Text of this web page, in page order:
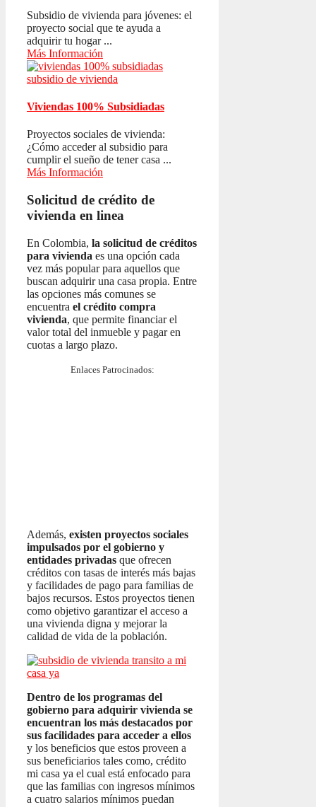
Subsidio de vivienda para jóvenes: el
proyecto social que te ayuda a
adquirir tu hogar ...
Más Información
Viviendas 100% Subsidiadas
Proyectos sociales de vivienda:
¿Cómo acceder al subsidio para
cumplir el sueño de tener casa ...
Más Información
Solicitud de crédito de
vivienda en linea
En Colombia, la solicitud de créditos
para vivienda es una opción cada
vez más popular para aquellos que
buscan adquirir una casa propia. Entre
las opciones más comunes se
encuentra el crédito compra
vivienda, que permite financiar el
valor total del inmueble y pagar en
cuotas a largo plazo.
Enlaces Patrocinados:
Además, existen proyectos sociales
impulsados por el gobierno y
entidades privadas que ofrecen
créditos con tasas de interés más bajas
y facilidades de pago para familias de
bajos recursos. Estos proyectos tienen
como objetivo garantizar el acceso a
una vivienda digna y mejorar la
calidad de vida de la población.
Dentro de los programas del
gobierno para adquirir vivienda se
encuentran los más destacados por
sus facilidades para acceder a ellos
y los beneficios que estos proveen a
sus beneficiarios tales como, crédito
mi casa ya el cual está enfocado para
que las familias con ingresos mínimos
a cuatro salarios mínimos puedan